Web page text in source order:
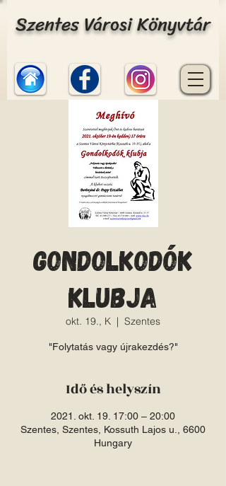
Szentes Városi Könyvtár
Gondolkodók
klubja
okt. 19., K
  |
Szentes
"Folytatás vagy újrakezdés?"
Idő és helyszín
2021. okt. 19. 17:00 – 20:00
Szentes, Szentes, Kossuth Lajos u., 6600
Hungary